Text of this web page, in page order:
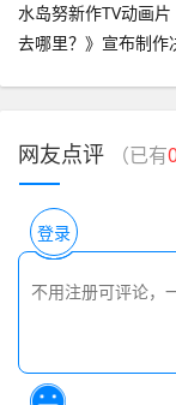
水岛努新作TV动画
去哪里？》宣布制作
网友点评 （已有
登录